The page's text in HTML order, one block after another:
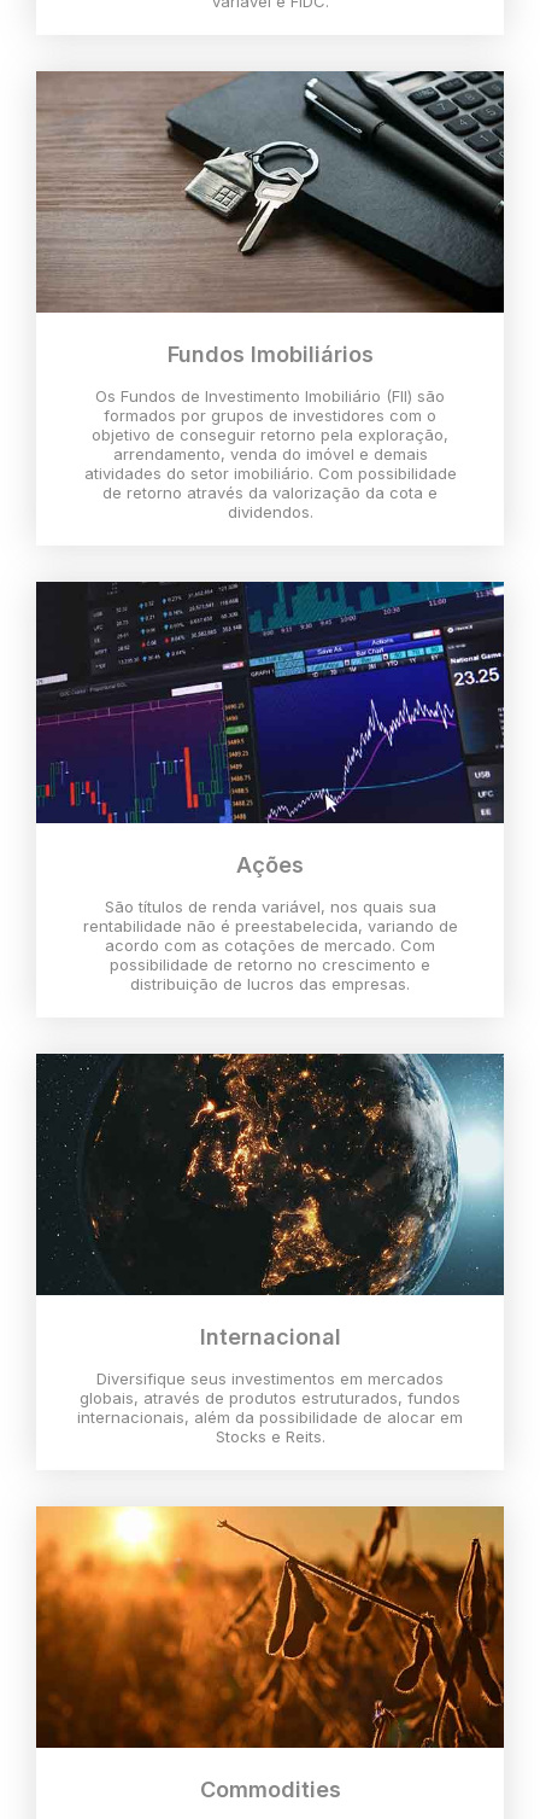
Fundos Imobiliários
Os Fundos de Investimento Imobiliário (FII) são
formados por grupos de investidores com o
objetivo de conseguir retorno pela exploração,
arrendamento, venda do imóvel e demais
atividades do setor imobiliário. Com possibilidade
de retorno através da valorização da cota e
dividendos.
Ações
São títulos de renda variável, nos quais sua
rentabilidade não é preestabelecida, variando de
acordo com as cotações de mercado. Com
possibilidade de retorno no crescimento e
distribuição de lucros das empresas.
Internacional
Diversifique seus investimentos em mercados
globais, através de produtos estruturados, fundos
internacionais, além da possibilidade de alocar em
Stocks e Reits.
Commodities